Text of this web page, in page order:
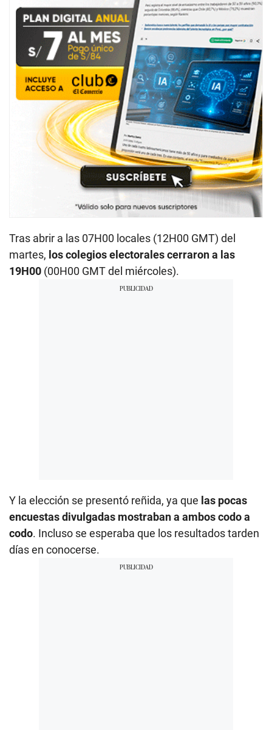
Tras abrir a las 07H00 locales (12H00 GMT) del
martes, los colegios electorales cerraron a las
19H00 (00H00 GMT del miércoles).
Y la elección se presentó reñida, ya que las pocas
encuestas divulgadas mostraban a ambos codo a
codo. Incluso se esperaba que los resultados tarden
días en conocerse.